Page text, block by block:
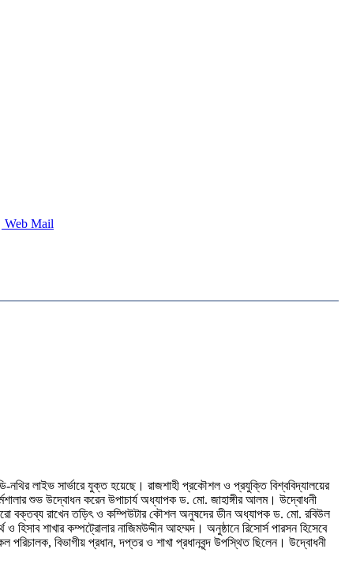
Web Mail
নথির লাইভ সার্ভারে যুক্ত হয়েছে। রাজশাহী প্রকৌশল ও প্রযুক্তি বিশ্ববিদ্যালয়ের
শুভ উদ্বোধন করেন উপাচার্য অধ্যাপক ড. মো. জাহাঙ্গীর আলম। উদ্বোধনী
বক্তব্য রাখেন তড়িৎ ও কম্পিউটার কৌশল অনুষদের ডীন অধ্যাপক ড. মো. রবিউল
শাখার কম্পট্রোলার নাজিমউদ্দীন আহম্মদ। অনুষ্ঠানে রিসোর্স পারসন হিসেবে
পরিচালক, বিভাগীয় প্রধান, দপ্তর ও শাখা প্রধানবৃন্দ উপস্থিত ছিলেন। উদ্বোধনী